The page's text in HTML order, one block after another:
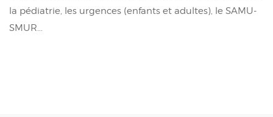
la pédiatrie, les urgences (enfants et adultes), le SAMU-
SMUR...